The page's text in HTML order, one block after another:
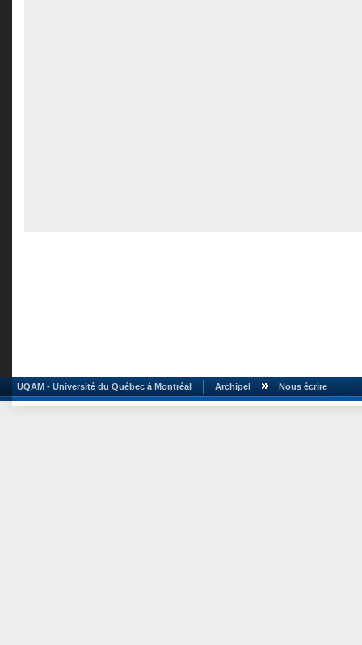
UQAM - Université du Québec à Montréal Archipel Nous écrire